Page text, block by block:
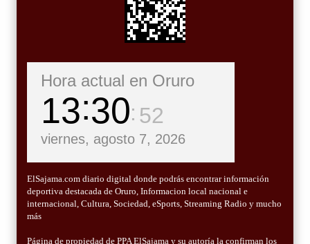
Hora actual en Oruro
13 30 54
viernes, agosto 7, 2026
ElSajama.com diario digital donde podrás encontrar información
deportiva destacada de Oruro, Informacion local nacional e
internacional, Cultura, Sociedad, eSports, Streaming Radio y mucho
más
Página de propiedad de PPA ElSajama y su autoría la confirman los